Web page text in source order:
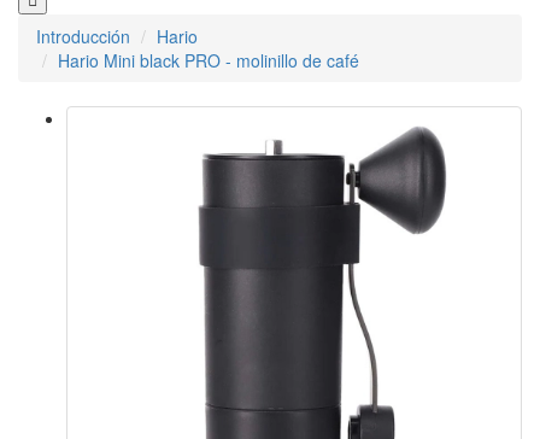
Introducción
Hario
Hario Mini black PRO - molinillo de café